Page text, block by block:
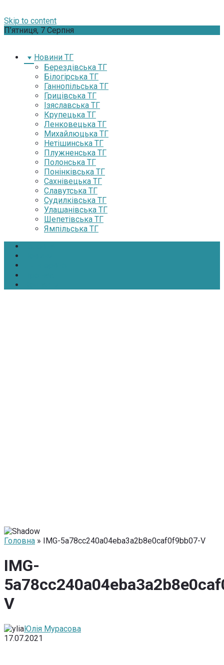
Skip to content
П’ятниця, 7 Серпня
Новини ТГ
Берездівська ТГ
Білогірська ТГ
Ганнопільська ТГ
Грицівська ТГ
Ізяславська ТГ
Крупецька ТГ
Ленковецька ТГ
Михайлюцька ТГ
Нетішинська ТГ
Плужненська ТГ
Полонська ТГ
Понінківська ТГ
Сахнівецька ТГ
Славутська ТГ
Судилківська ТГ
Улашанівська ТГ
Шепетівська ТГ
Ямпільська ТГ
Головна » IMG-5a78cc240a04eba3a2b8e0caf0f9bb07-V
IMG-
V
Юлія Мурасова
17.07.2021